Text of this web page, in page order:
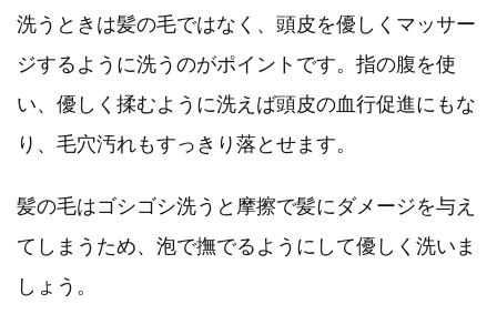
洗うときは髪の毛ではなく、頭皮を優しくマッサー
ジするように洗うのがポイントです。指の腹を使
い、優しく揉むように洗えば頭皮の血行促進にもな
り、毛穴汚れもすっきり落とせます。
髪の毛はゴシゴシ洗うと摩擦で髪にダメージを与え
てしまうため、泡で撫でるようにして優しく洗いま
しょう。